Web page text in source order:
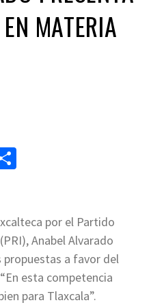
MATERIA
por el Partido
Anabel Alvarado
propuestas a favor del
esta competencia
para Tlaxcala”.